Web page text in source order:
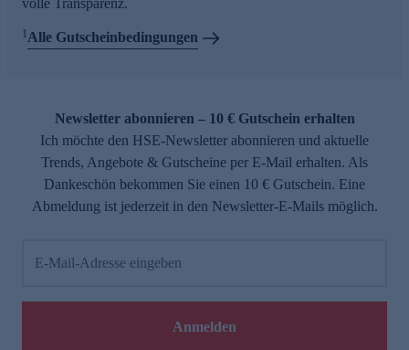
volle Transparenz.
1Alle Gutscheinbedingungen
Newsletter abonnieren – 10 € Gutschein erhalten
Ich möchte den HSE-Newsletter abonnieren und aktuelle
Trends, Angebote & Gutscheine per E-Mail erhalten. Als
Dankeschön bekommen Sie einen 10 € Gutschein. Eine
Abmeldung ist jederzeit in den Newsletter-E-Mails möglich.
E-Mail-Adresse eingeben
Anmelden